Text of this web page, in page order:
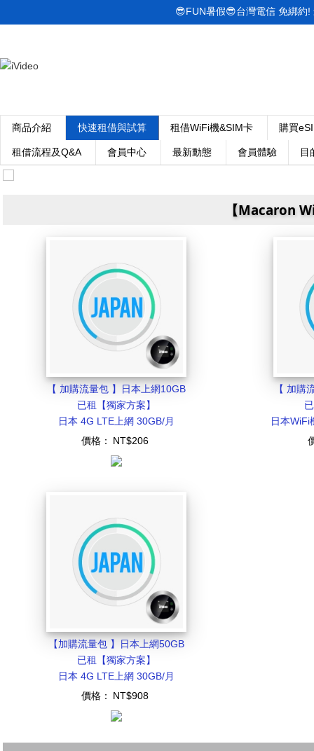
商品介紹 快速租借與試算 租借WiFi機&SIM卡 購買
租借流程及Q&A 會員中心 最新動態 會員體驗 目
😎FUN暑假😎台灣電信 免綁約
【Macaron
【 加購流量包 】日本上網10GB
已租【獨家方案】
日本 4G LTE上網 30GB/月
價格：
NT$206
【 加購
日本WiFi
【加購流量包 】日本上網50GB
已租【獨家方案】
日本 4G LTE上網 30GB/月
價格：
NT$908